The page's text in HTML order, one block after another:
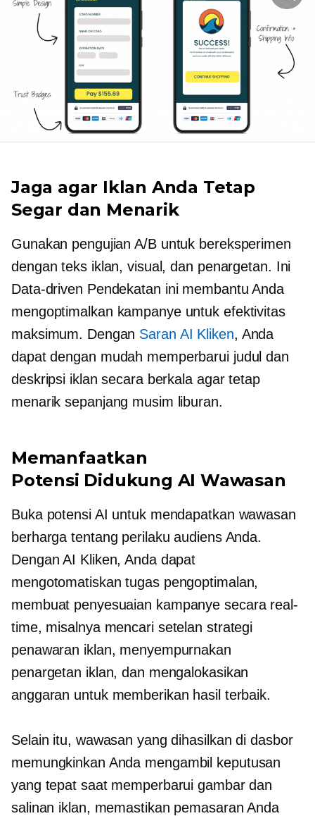
Jaga agar Iklan Anda Tetap
Segar dan Menarik
Gunakan pengujian A/B untuk bereksperimen
dengan teks iklan, visual, dan penargetan. Ini
Data-driven Pendekatan ini membantu Anda
mengoptimalkan kampanye untuk efektivitas
maksimum. Dengan Saran AI Kliken, Anda
dapat dengan mudah memperbarui judul dan
deskripsi iklan secara berkala agar tetap
menarik sepanjang musim liburan.
Memanfaatkan
Potensi Didukung AI Wawasan
Buka potensi AI untuk mendapatkan wawasan
berharga tentang perilaku audiens Anda.
Dengan AI Kliken, Anda dapat
mengotomatiskan tugas pengoptimalan,
membuat penyesuaian kampanye secara real-
time, misalnya mencari setelan strategi
penawaran iklan, menyempurnakan
penargetan iklan, dan mengalokasikan
anggaran untuk memberikan hasil terbaik.
Selain itu, wawasan yang dihasilkan di dasbor
memungkinkan Anda mengambil keputusan
yang tepat saat memperbarui gambar dan
salinan iklan, memastikan pemasaran Anda